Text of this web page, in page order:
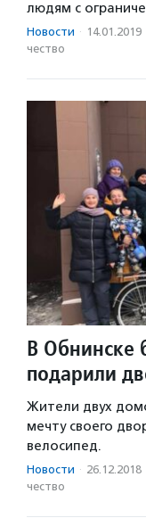
людям с
Новости · 14.01.2019
чест­во
В Обнинске
подарили
Жители двух
мечту своего
велосипед.
Новости · 26.12.2018
чест­во